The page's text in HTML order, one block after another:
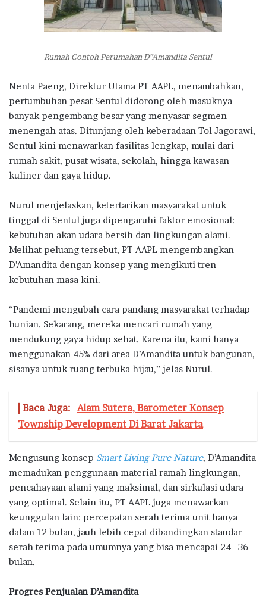
Rumah Contoh Perumahan D”Amandita Sentul
Nenta Paeng, Direktur Utama PT AAPL, menambahkan,
pertumbuhan pesat Sentul didorong oleh masuknya
banyak pengembang besar yang menyasar segmen
menengah atas. Ditunjang oleh keberadaan Tol Jagorawi,
Sentul kini menawarkan fasilitas lengkap, mulai dari
rumah sakit, pusat wisata, sekolah, hingga kawasan
kuliner dan gaya hidup.
Nurul menjelaskan, ketertarikan masyarakat untuk
tinggal di Sentul juga dipengaruhi faktor emosional:
kebutuhan akan udara bersih dan lingkungan alami.
Melihat peluang tersebut, PT AAPL mengembangkan
D’Amandita dengan konsep yang mengikuti tren
kebutuhan masa kini.
“Pandemi mengubah cara pandang masyarakat terhadap
hunian. Sekarang, mereka mencari rumah yang
mendukung gaya hidup sehat. Karena itu, kami hanya
menggunakan 45% dari area D’Amandita untuk bangunan,
sisanya untuk ruang terbuka hijau,” jelas Nurul.
| Baca Juga: Alam Sutera, Barometer Konsep
Township Development Di Barat Jakarta
Mengusung konsep Smart Living Pure Nature, D’Amandita
memadukan penggunaan material ramah lingkungan,
pencahayaan alami yang maksimal, dan sirkulasi udara
yang optimal. Selain itu, PT AAPL juga menawarkan
keunggulan lain: percepatan serah terima unit hanya
dalam 12 bulan, jauh lebih cepat dibandingkan standar
serah terima pada umumnya yang bisa mencapai 24–36
bulan.
Progres Penjualan D’Amandita